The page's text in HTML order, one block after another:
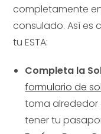
completamente
consulado. Así es
tu ESTA:
Completa la
formulario de
toma alrededor
tener tu